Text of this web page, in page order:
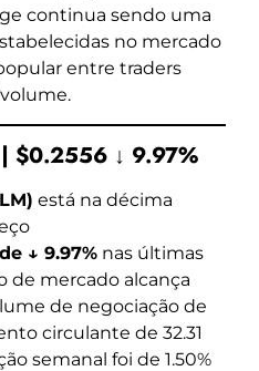
continua sendo uma
no mercado
entre traders
$0.2556 ↓ 9.97%
está na décima
↓ 9.97% nas últimas
de mercado alcança
de negociação de
circulante de 32.31
semanal foi de 1.50%